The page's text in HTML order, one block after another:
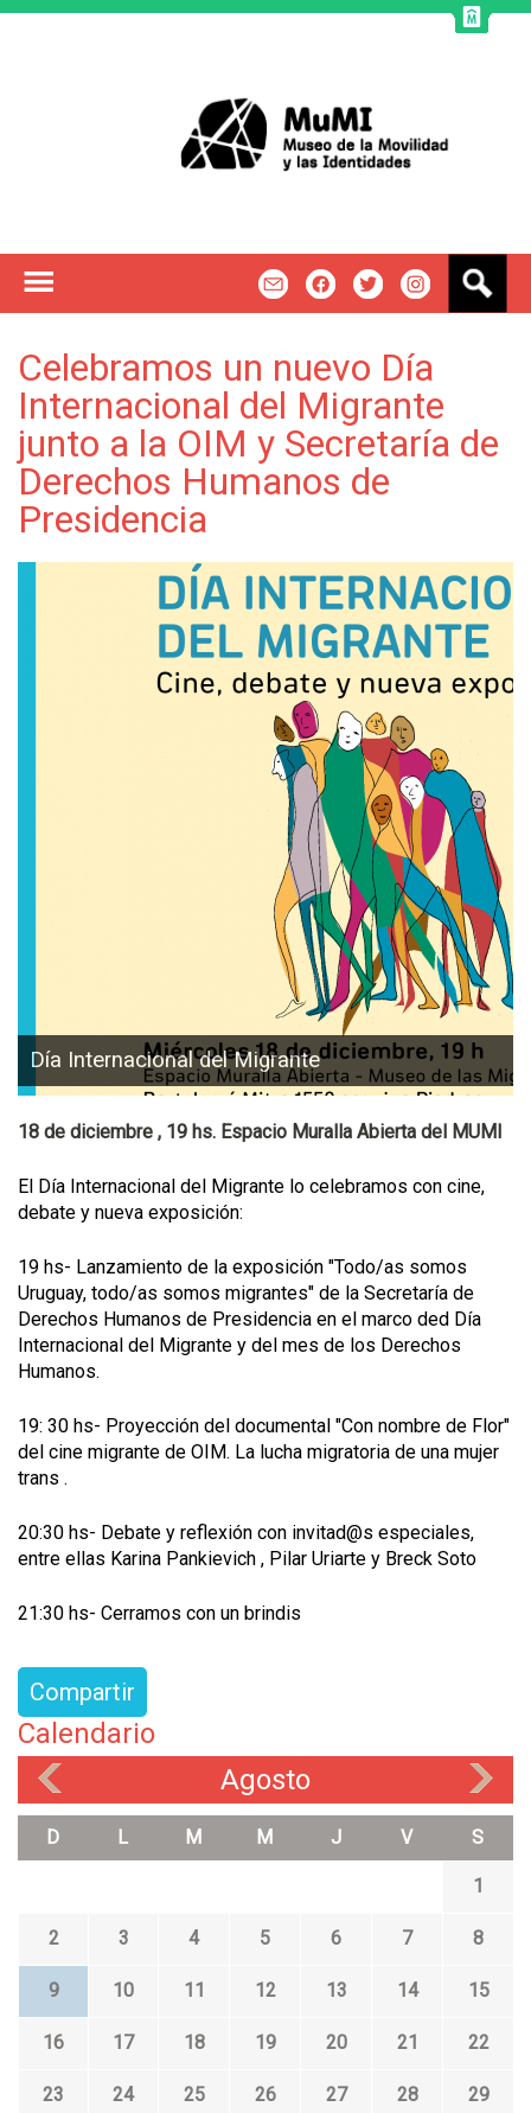
Celebramos un nuevo Día
Internacional del Migrante
junto a la OIM y Secretaría de
Derechos Humanos de
Presidencia
Día Internacional del Migrante
18 de diciembre , 19 hs. Espacio Muralla Abierta del MUMI
El Día Internacional del Migrante lo celebramos con cine,
debate y nueva exposición:
19 hs- Lanzamiento de la exposición "Todo/as somos
Uruguay, todo/as somos migrantes" de la Secretaría de
Derechos Humanos de Presidencia en el marco ded Día
Internacional del Migrante y del mes de los Derechos
Humanos.
19: 30 hs- Proyección del documental "Con nombre de Flor"
del cine migrante de OIM. La lucha migratoria de una mujer
trans .
20:30 hs- Debate y reflexión con invitad@s especiales,
entre ellas Karina Pankievich , Pilar Uriarte y Breck Soto
21:30 hs- Cerramos con un brindis
Compartir
Calendario
Agosto
D L M M J V S
1
2 3 4 5 6 7 8
9 10 11 12 13 14 15
16 17 18 19 20 21 22
23 24 25 26 27 28 29
s